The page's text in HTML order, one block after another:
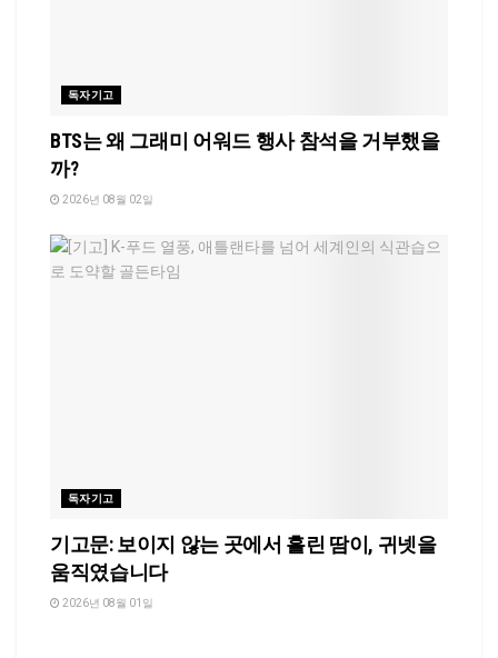
독자기고
BTS는 왜 그래미 어워드 행사 참석을 거부했을
까?
2026년 08월 02일
독자기고
기고문: 보이지 않는 곳에서 흘린 땀이, 귀넷을
움직였습니다
2026년 08월 01일